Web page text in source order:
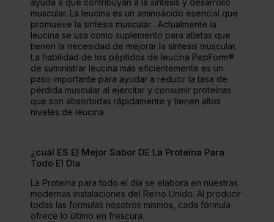
ayuda a que contribuyan a la síntesis y desarrollo
muscular. La leucina es un aminoácido esencial que
promueve la síntesis muscular . Actualmente la
leucina se usa como suplemento para atletas que
tienen la necesidad de mejorar la síntesis muscular.
La habilidad de los péptidos de leucina PepForm®
de suministrar leucina más eficientemente es un
paso importante para ayudar a reducir la tasa de
pérdida muscular al ejercitar y consumir proteínas
que son absorbidas rápidamente y tienen altos
niveles de leucina.
¿cuál ES El Mejor Sabor DE La Proteína Para
Todo El Día
La Proteína para todo el día se elabora en nuestras
modernas instalaciones del Reino Unido. Al producir
todas las formulas nosotros mismos, cada fórmula
ofrece lo último en frescura.